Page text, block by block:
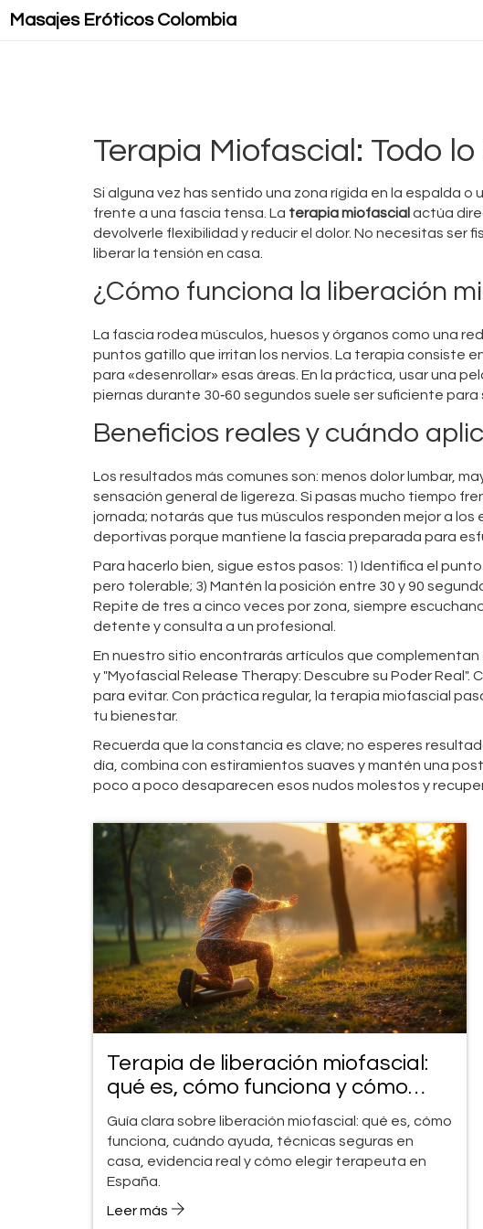
Masajes Eróticos Colombia
Terapia Miofascial: Todo
Si alguna vez has sentido una zona rígida en la espalda
frente a una fascia tensa. La terapia miofascial actúa
devolverle flexibilidad y reducir el dolor. No necesitas
liberar la tensión en casa.
¿Cómo funciona la liberación
La fascia rodea músculos, huesos y órganos como una
puntos gatillo que irritan los nervios. La terapia consiste
para «desenrollar» esas áreas. En la práctica, usar una
piernas durante 30‑60 segundos suele ser suficiente para
Beneficios reales y cuándo
Los resultados más comunes son: menos dolor lumbar,
sensación general de ligereza. Si pasas mucho tiempo
jornada; notarás que tus músculos responden mejor a
deportivas porque mantiene la fascia preparada para
Para hacerlo bien, sigue estos pasos: 1) Identifica el
pero tolerable; 3) Mantén la posición entre 30 y 90
Repite de tres a cinco veces por zona, siempre
detente y consulta a un profesional.
En nuestro sitio encontrarás artículos que
y "Myofascial Release Therapy: Descubre su Poder
para evitar. Con práctica regular, la terapia miofascial
tu bienestar.
Recuerda que la constancia es clave; no esperes
día, combina con estiramientos suaves y mantén una
poco a poco desaparecen esos nudos molestos y
Terapia de liberación miofascial:
qué es, cómo funciona y cómo
aplicarla
Guía clara sobre liberación miofascial: qué es, cómo
funciona, cuándo ayuda, técnicas seguras en
casa, evidencia real y cómo elegir terapeuta en
España.
Leer más